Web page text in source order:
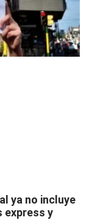
ya no incluye
express y